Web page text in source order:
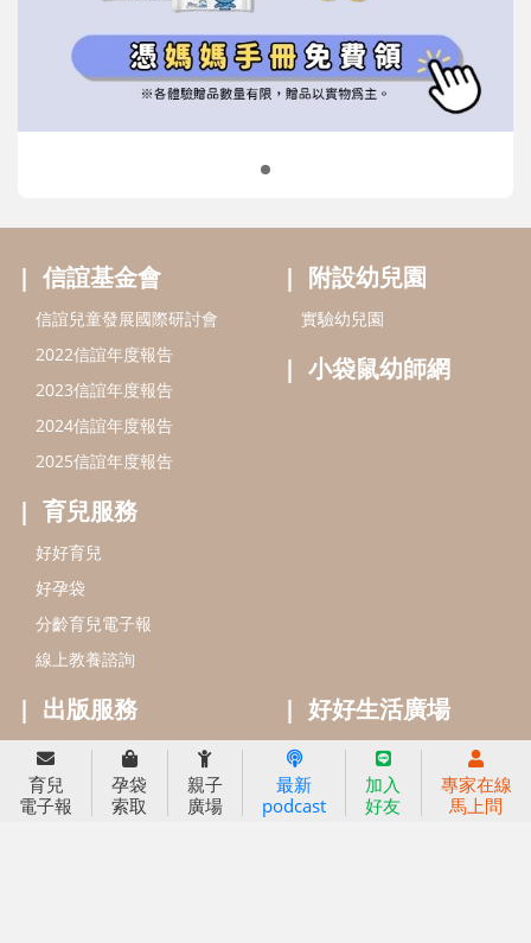
2022信誼年度報告
2023信誼年度報告
2024信誼年度報告
好孕袋
分齡育兒電子報
線上教養諮詢
小袋鼠幼師網
出版服務
信誼基金出版社
閱讀推廣
Bookstart閱讀起步走
信誼幼兒文學獎
信誼兒童動畫獎
小袋鼠說故事劇團
service@hsin-yi.org.tw
信誼好好育兒
小太陽親子館
小太陽親子書房
(02)2396-5305轉2345 (週一～週五 9:00～18:00)
育兒
電子報
孕袋
索取
親子
廣場
最新
podcast
加入
好友
專家在線
馬上問